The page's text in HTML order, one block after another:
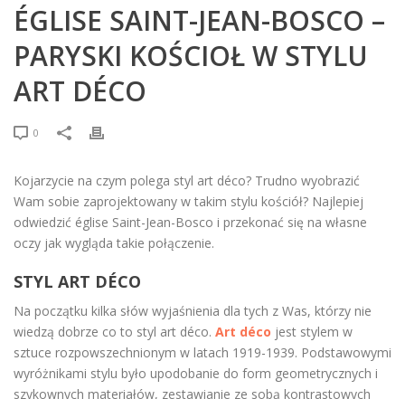
ÉGLISE SAINT-JEAN-BOSCO –
PARYSKI KOŚCIOŁ W STYLU
ART DÉCO
0
Kojarzycie na czym polega styl art déco? Trudno wyobrazić
Wam sobie zaprojektowany w takim stylu kościół? Najlepiej
odwiedzić église Saint-Jean-Bosco i przekonać się na własne
oczy jak wygląda takie połączenie.
STYL ART DÉCO
Na początku kilka słów wyjaśnienia dla tych z Was, którzy nie
wiedzą dobrze co to styl art déco. Art déco jest stylem w
sztuce rozpowszechnionym w latach 1919-1939. Podstawowymi
wyróżnikami stylu było upodobanie do form geometrycznych i
szykownych materiałów, zestawianie ze sobą kontrastowych